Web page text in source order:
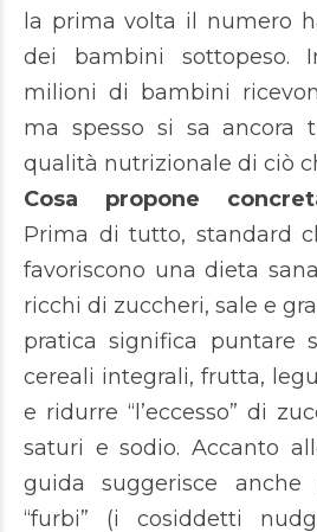
la prima volta il numero
dei bambini sottopeso.
milioni di bambini
ma spesso si sa ancora
qualità nutrizionale di ciò
Cosa propone
Prima di tutto, standard
favoriscono una dieta
ricchi di zuccheri, sale e
pratica significa puntare
cereali integrali, frutta,
e ridurre “l’eccesso” di
saturi e sodio. Accanto
guida suggerisce anche
“furbi” (i cosiddetti